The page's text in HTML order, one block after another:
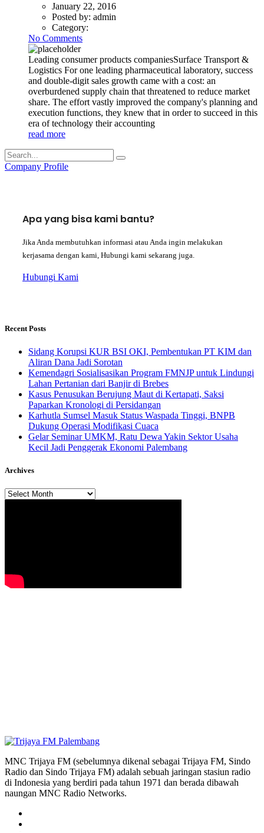
January 22, 2016
Posted by: admin
Category:
No Comments
Leading consumer products companiesSurface Transport &
Logistics For one leading pharmaceutical laboratory, success
and double-digit sales growth came with a cost: an
overburdened supply chain that threatened to reduce market
share. The effort vastly improved the company's planning and
execution functions, they knew that in order to succeed in this
era of technology their accounting
read more
Company Profile
Apa yang bisa kami bantu?
Jika Anda membutuhkan informasi atau Anda ingin melakukan
kerjasama dengan kami, Hubungi kami sekarang juga.
Hubungi Kami
Recent Posts
Sidang Korupsi KUR BSI OKI, Pembentukan PT KIM dan
Aliran Dana Jadi Sorotan
Kemendagri Sosialisasikan Program FMNJP untuk Lindungi
Lahan Pertanian dari Banjir di Brebes
Kasus Penusukan Berujung Maut di Kertapati, Saksi
Paparkan Kronologi di Persidangan
Karhutla Sumsel Masuk Status Waspada Tinggi, BNPB
Dukung Operasi Modifikasi Cuaca
Gelar Seminar UMKM, Ratu Dewa Yakin Sektor Usaha
Kecil Jadi Penggerak Ekonomi Palembang
Archives
Archives
MNC Trijaya FM (sebelumnya dikenal sebagai Trijaya FM, Sindo
Radio dan Sindo Trijaya FM) adalah sebuah jaringan stasiun radio
di Indonesia yang berdiri pada tahun 1971 dan berada dibawah
naungan MNC Radio Networks.